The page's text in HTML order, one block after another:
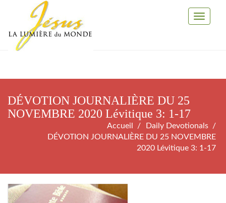
Toggle
DÉVOTION JOURNALIÈRE DU 25
NOVEMBRE 2020 Lévitique 3: 1-17
Accueil
Daily Devotionals
DÉVOTION JOURNALIÈRE DU 25 NOVEMBRE
2020 Lévitique 3: 1-17